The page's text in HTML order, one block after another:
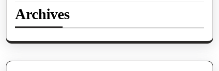
Archives